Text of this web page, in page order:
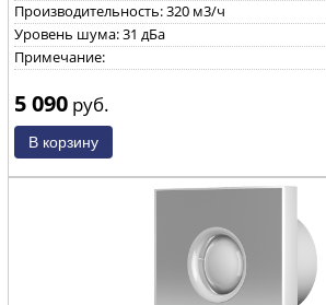
Производительность: 320 м3/ч
Уровень шума: 31 дБа
Примечание:
5 090 руб.